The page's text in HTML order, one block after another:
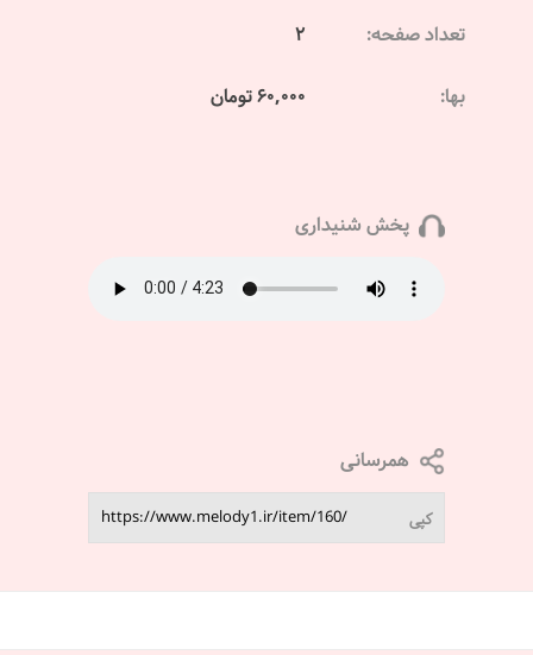
تعداد صفحه: 2
بها: 60,000 تومان
پخش شنیداری
همرسانی
کپی